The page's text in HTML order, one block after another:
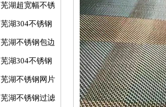
网
芜湖超宽幅不锈
钢网
芜湖304不锈钢
电焊网
芜湖不锈钢包边
网片
芜湖304不锈钢
筛网
芜湖不锈钢网片
芜湖不锈钢过滤